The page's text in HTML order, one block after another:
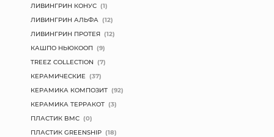
ЛИВИНГРИН КОНУС (1)
ЛИВИНГРИН АЛЬФА (12)
ЛИВИНГРИН ПРОТЕЯ (12)
КАШПО НЬЮКООП (9)
TREEZ COLLECTION (7)
КЕРАМИЧЕСКИЕ (37)
КЕРАМИКА КОМПОЗИТ (92)
КЕРАМИКА ТЕРРАКОТ (3)
ПЛАСТИК BMC (0)
ПЛАСТИК GREENSHIP (18)